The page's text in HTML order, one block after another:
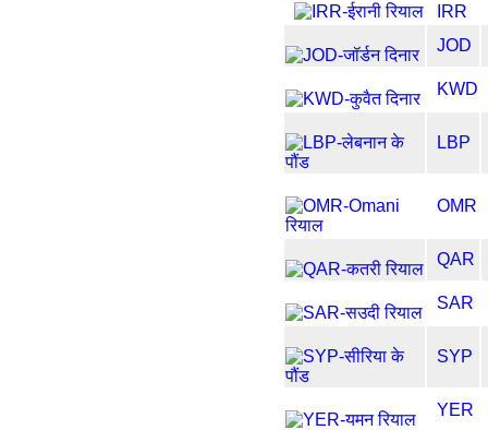
IRR
JOD
KWD
LBP
OMR
QAR
SAR
SYP
YER